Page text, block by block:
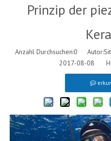
Prinzip der
Anzahl Durchsuchen:0
2017-08-08